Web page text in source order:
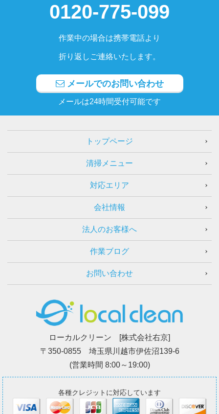
0120-775-099
作業中の場合は携帯電話より
折り返しご連絡いたします。
メールでのお問い合わせ
メールは24時間受付可能です
トップページ
清掃メニュー
対応エリア
会社情報
法人のお客様へ
作業ブログ
お問い合わせ
ローカルクリーン [株式会社右京]
〒350-0855 埼玉県川越市伊佐沼139-6
(営業時間 8:00～19:00)
各種クレジットに対応しています